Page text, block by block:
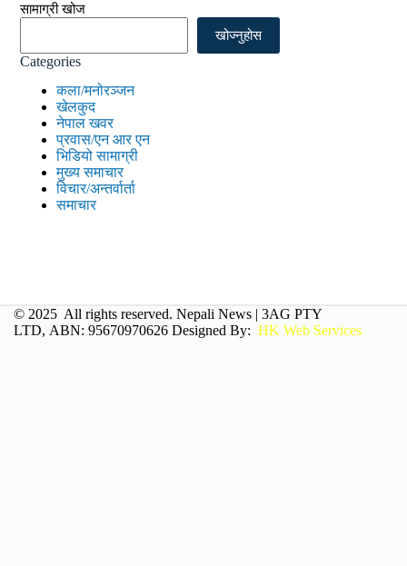
सामाग्री खोज
खोज्नुहोस
Categories
कला/मनोरञ्जन
खेलकुद
नेपाल खवर
प्रवास/एन आर एन
भिडियो सामाग्री
मुख्य समाचार
विचार/अन्तर्वार्ता
समाचार
© 2025 All rights reserved. Nepali News | 3AG PTY
LTD, ABN: 95670970626 Designed By: HK Web Services